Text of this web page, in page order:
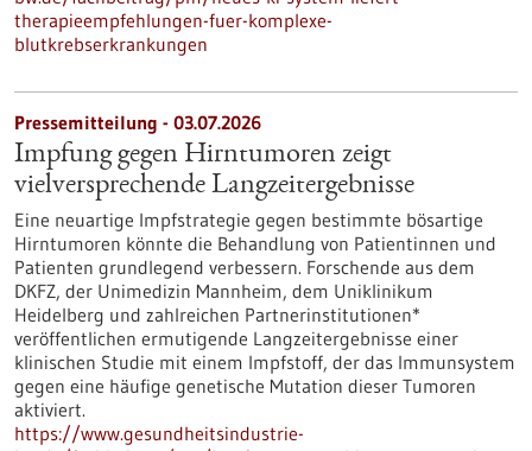
therapieempfehlungen-fuer-komplexe-
blutkrebserkrankungen
Pressemitteilung - 03.07.2026
Impfung gegen Hirntumoren zeigt
vielversprechende Langzeitergebnisse
Eine neuartige Impfstrategie gegen bestimmte bösartige
Hirntumoren könnte die Behandlung von Patientinnen und
Patienten grundlegend verbessern. Forschende aus dem
DKFZ, der Unimedizin Mannheim, dem Uniklinikum
Heidelberg und zahlreichen Partnerinstitutionen*
veröffentlichen ermutigende Langzeitergebnisse einer
klinischen Studie mit einem Impfstoff, der das Immunsystem
gegen eine häufige genetische Mutation dieser Tumoren
aktiviert.
https://www.gesundheitsindustrie-